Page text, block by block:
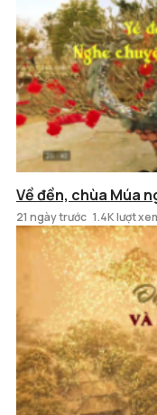
Về đền, chùa Múa
21 ngày trước 1.4K lượt